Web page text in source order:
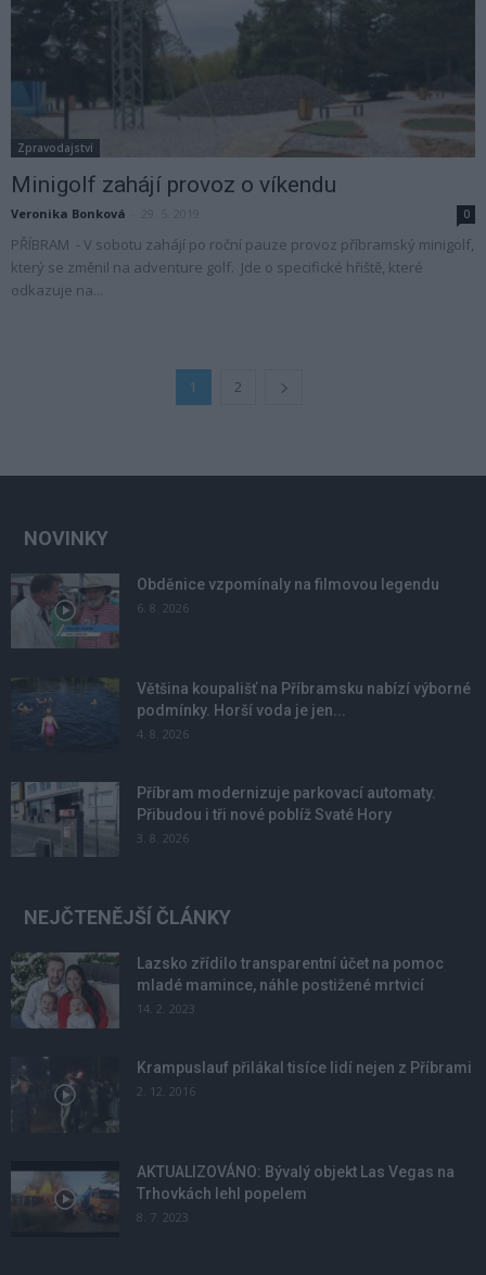
Zpravodajství
Minigolf zahájí provoz o víkendu
Veronika Bonková 0
PŘÍBRAM - V sobotu zahájí po roční pauze provoz příbramský minigolf,
který se změnil na adventure golf. Jde o specifické hřiště, které
odkazuje na...
1 2
NOVINKY
Obděnice vzpomínaly na filmovou legendu
6. 8. 2026
Většina koupališť na Příbramsku nabízí výborné
podmínky. Horší voda je jen...
4. 8. 2026
Příbram modernizuje parkovací automaty.
Přibudou i tři nové poblíž Svaté Hory
3. 8. 2026
NEJČTENĚJŠÍ ČLÁNKY
Lazsko zřídilo transparentní účet na pomoc
mladé mamince, náhle postižené mrtvicí
14. 2. 2023
Krampuslauf přilákal tisíce lidí nejen z Příbrami
2. 12. 2016
AKTUALIZOVÁNO: Bývalý objekt Las Vegas na
Trhovkách lehl popelem
8. 7. 2023